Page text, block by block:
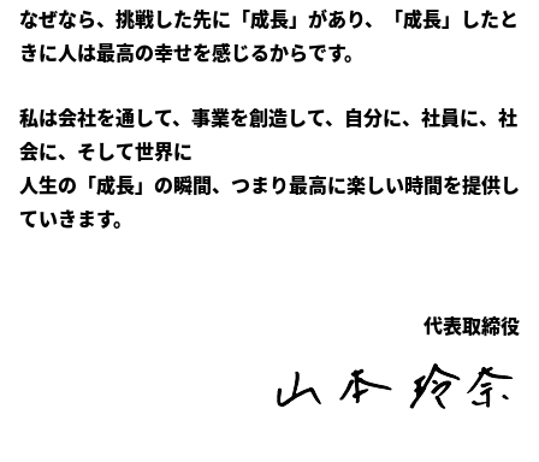
なぜなら、挑戦した先に「成長」があり、「成長」したと
きに人は最高の幸せを感じるからです。
私は会社を通して、事業を創造して、自分に、社員に、社
会に、そして世界に
人生の「成長」の瞬間、つまり最高に楽しい時間を提供し
ていきます。
代表取締役